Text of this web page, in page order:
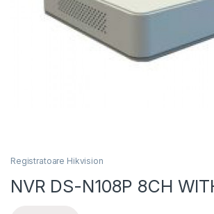
Registratoare Hikvision
NVR DS-N108P 8CH